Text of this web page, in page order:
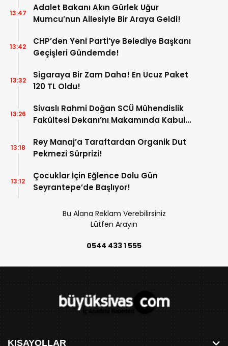
Adalet Bakanı Akın Gürlek Uğur
Mumcu’nun Ailesiyle Bir Araya Geldi!
13:47
CHP’den Yeni Parti’ye Belediye Başkanı
Geçişleri Gündemde!
13:42
Sigaraya Bir Zam Daha! En Ucuz Paket
120 TL Oldu!
13:32
Sivaslı Rahmi Doğan SCÜ Mühendislik
Fakültesi Dekanı’nı Makamında Kabul
13:26
Rey Manaj’a Taraftardan Organik Dut
Pekmezi Sürprizi!
13:18
Çocuklar İçin Eğlence Dolu Gün
Seyrantepe’de Başlıyor!
13:12
Bu Alana Reklam Verebilirsiniz
Lütfen Arayın
0544 433 1 555
KISAYOLLAR